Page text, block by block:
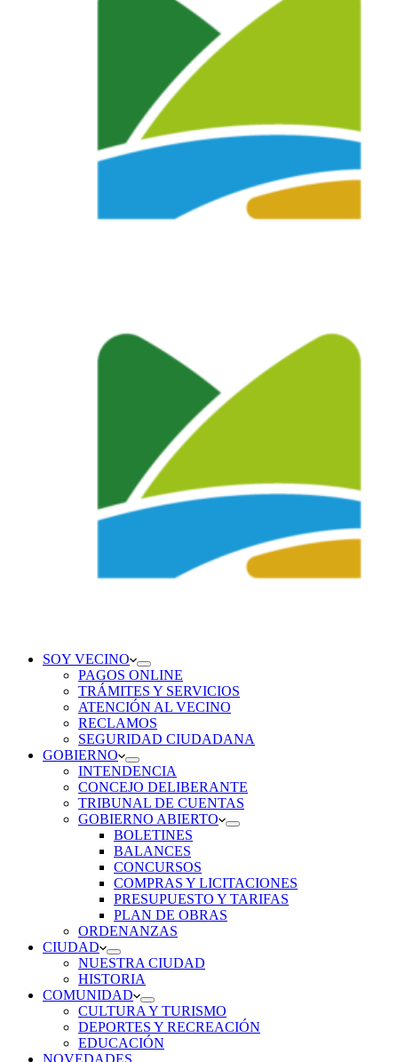
SOY VECINO
PAGOS ONLINE
TRÁMITES Y SERVICIOS
ATENCIÓN AL VECINO
RECLAMOS
SEGURIDAD CIUDADANA
GOBIERNO
INTENDENCIA
CONCEJO DELIBERANTE
TRIBUNAL DE CUENTAS
GOBIERNO ABIERTO
BOLETINES
BALANCES
CONCURSOS
COMPRAS Y LICITACIONES
PRESUPUESTO Y TARIFAS
PLAN DE OBRAS
ORDENANZAS
CIUDAD
NUESTRA CIUDAD
HISTORIA
COMUNIDAD
CULTURA Y TURISMO
DEPORTES Y RECREACIÓN
EDUCACIÓN
NOVEDADES